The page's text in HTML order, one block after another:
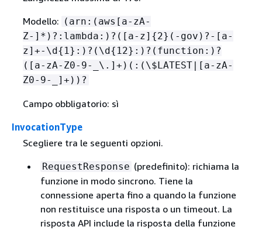
Modello: (arn:(aws[a-zA-
Z-]*)?:lambda:)?([a-z] {2}(-gov)?-[a-
z]+-\d { 1}:)?(\d { 12}:)?(function:)?
([a-zA-Z0-9-_\.]+)(:(\$LATEST|[a-zA-
Z0-9-_]+))?
Campo obbligatorio: sì
InvocationType
Scegliere tra le seguenti opzioni.
RequestResponse (predefinito): richiama la
funzione in modo sincrono. Tiene la
connessione aperta fino a quando la funzione
non restituisce una risposta o un timeout. La
risposta API include la risposta della funzione